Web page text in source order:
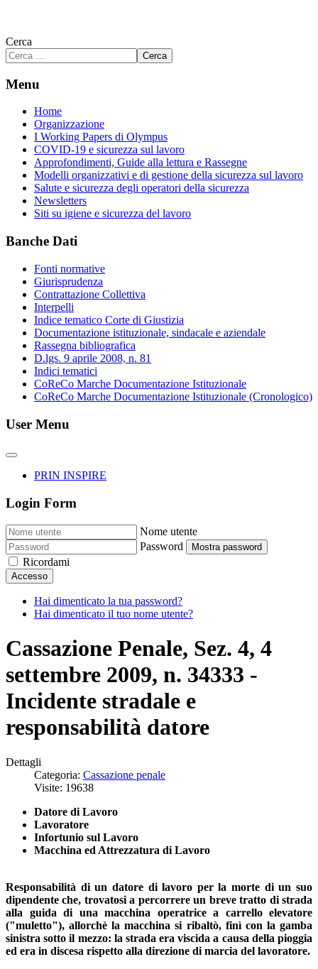
Cerca
Cerca
Menu
Home
Organizzazione
I Working Papers di Olympus
COVID-19 e sicurezza sul lavoro
Approfondimenti, Guide alla lettura e Rassegne
Modelli organizzativi e di gestione della sicurezza sul lavoro
Salute e sicurezza degli operatori della sicurezza
Newsletters
Siti su igiene e sicurezza del lavoro
Banche Dati
Fonti normative
Giurisprudenza
Contrattazione Collettiva
Interpelli
Indice tematico Corte di Giustizia
Documentazione istituzionale, sindacale e aziendale
Rassegna bibliografica
D.lgs. 9 aprile 2008, n. 81
Indici tematici
CoReCo Marche Documentazione Istituzionale
CoReCo Marche Documentazione Istituzionale (Cronologico)
User Menu
PRIN INSPIRE
Login Form
Nome utente
Password
Mostra password
Ricordami
Accesso
Hai dimenticato la tua password?
Hai dimenticato il tuo nome utente?
Cassazione Penale, Sez. 4, 4
settembre 2009, n. 34333 -
Incidente stradale e
responsabilità datore
Dettagli
Categoria: Cassazione penale
Visite: 19638
Datore di Lavoro
Lavoratore
Infortunio sul Lavoro
Macchina ed Attrezzatura di Lavoro
Responsabilità di un datore di lavoro per la morte di un suo
dipendente che, trovatosi a percorrere un breve tratto di strada
alla guida di una macchina operatrice a carrello elevatore
("muletto"), allorchè la macchina si ribaltò, finì con la gamba
sinistra sotto il mezzo: la strada era viscida a causa della pioggia
ed era in discesa rispetto alla direzione di marcia del lavoratore.